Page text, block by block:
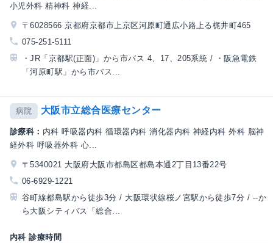
小児外科 精神科 神経...
〒6028566 京都府京都市上京区河原町通広小路上る梶井町465
075-251-5111
・JR「京都駅(正面)」から市バス 4、17、205系統 / ・阪急電鉄
「河原町駅」から市バス...
病院 大阪市立総合医療センター
診療科： 内科 呼吸器内科 循環器内科 消化器内科 神経内科 外科 脳神
経外科 呼吸器外科 心...
〒5340021 大阪府大阪市都島区都島本通2丁目13番22号
06-6929-1221
谷町線都島駅から徒歩3分 / 大阪環状線桜ノ宮駅から徒歩7分 / --か
ら大阪シティバス「総合...
内科 診療時間